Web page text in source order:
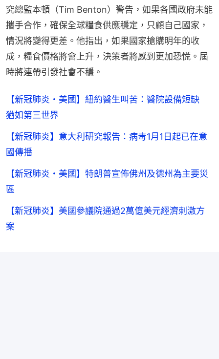
究總監本頓（Tim Benton）警告，如果各國政府未能
攜手合作，確保全球糧食供應穩定，只顧自己國家，
情況將變得更差。他指出，如果國家搶購明年的收
成，糧食價格將會上升，決策者將感到更加恐慌。屆
時將連帶引發社會不穩。
【新冠肺炎・美國】紐約醫生叫苦：醫院設備短缺
猶如第三世界
【新冠肺炎】意大利研究報告：病毒1月1日起已在意
國傳播
【新冠肺炎・美國】特朗普宣佈佛州及德州為主要災
區
【新冠肺炎】美國參議院通過2萬億美元經濟刺激方
案